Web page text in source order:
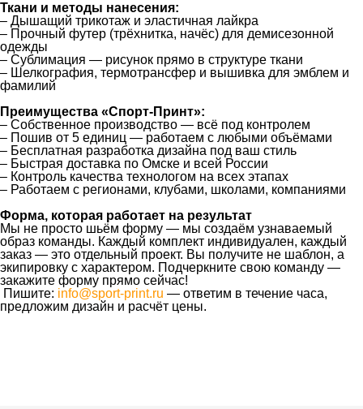
Ткани и методы нанесения:
– Дышащий трикотаж и эластичная лайкра
– Прочный футер (трёхнитка, начёс) для демисезонной
одежды
– Сублимация — рисунок прямо в структуре ткани
– Шелкография, термотрансфер и вышивка для эмблем и
фамилий
Преимущества «Спорт-Принт»:
– Собственное производство — всё под контролем
– Пошив от 5 единиц — работаем с любыми объёмами
– Бесплатная разработка дизайна под ваш стиль
– Быстрая доставка по Омске и всей России
– Контроль качества технологом на всех этапах
– Работаем с регионами, клубами, школами, компаниями
Форма, которая работает на результат
Мы не просто шьём форму — мы создаём узнаваемый
образ команды. Каждый комплект индивидуален, каждый
заказ — это отдельный проект. Вы получите не шаблон, а
экипировку с характером. Подчеркните свою команду —
закажите форму прямо сейчас!
Пишите: info@sport-print.ru — ответим в течение часа,
предложим дизайн и расчёт цены.